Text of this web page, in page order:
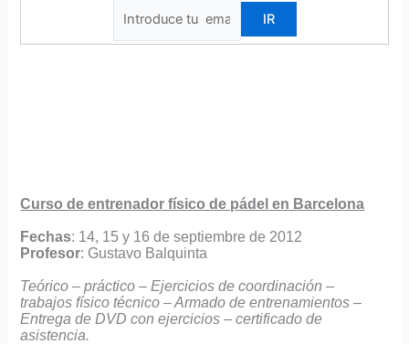
Curso de entrenador físico de pádel en Barcelona
Fechas: 14, 15 y 16 de septiembre de 2012
Profesor: Gustavo Balquinta
Teórico – práctico – Ejercicios de coordinación –
trabajos físico técnico – Armado de entrenamientos –
Entrega de DVD con ejercicios – certificado de
asistencia.